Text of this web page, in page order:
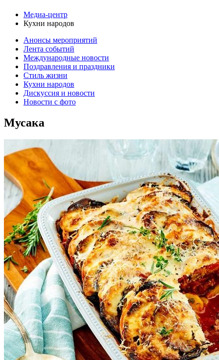
Медиа-центр
Кухни народов
Анонсы мероприятий
Лента событий
Международные новости
Поздравления и праздники
Cтиль жизни
Кухни народов
Дискуссия и новости
Новости с фото
Мусака